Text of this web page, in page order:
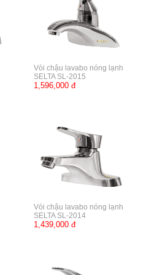
Vòi chậu lavabo nóng lạnh
SELTA SL-2015
1,596,000 đ
Vòi chậu lavabo nóng lạnh
SELTA SL-2014
1,439,000 đ